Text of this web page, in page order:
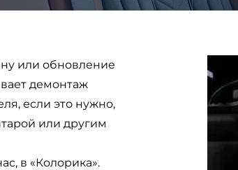
или обновление
демонтаж
если это нужно,
или другим
в «Колорика».